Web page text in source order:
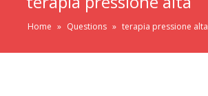
Home » Questions » terapia pressione alta